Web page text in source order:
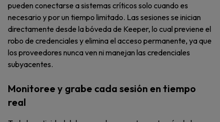
pueden conectarse a sistemas críticos solo cuando es
necesario y por un tiempo limitado. Las sesiones se inician
directamente desde la bóveda de Keeper, lo cual previene el
robo de credenciales y elimina el acceso permanente, ya que
los proveedores nunca ven ni manejan las credenciales
subyacentes.
Monitoree y grabe cada sesión en tiempo
real